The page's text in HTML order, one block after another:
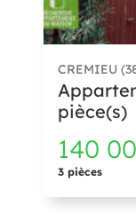
CREMIEU
pièce(s)
140
3 pièces